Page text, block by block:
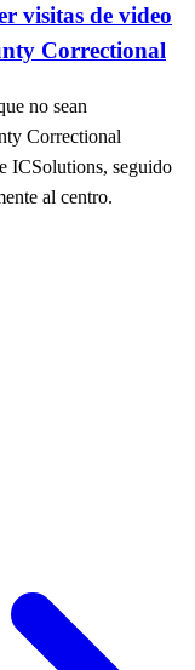
visitas de video
Correctional
no sean
Correctional
ICSolutions, seguido
al centro.